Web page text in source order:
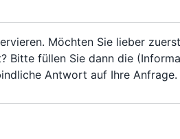
Möchten Sie lieber
Bitte füllen Sie dann die
Antwort auf Ihre Anfrage.